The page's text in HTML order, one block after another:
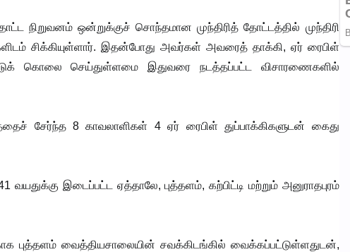
நிறுவனம் ஒன்றுக்குச் சொந்தமான முந்திரித் தோட்டத்தில் முந்திரி
சிக்கியுள்ளார். இதன்போது அவர்கள் அவரைத் தாக்கி, ஏர் ரைபிள்
கொலை செய்துள்ளமை இதுவரை நடத்தப்பட்ட விசாரணைகளில்
சேர்ந்த 8 காவலாளிகள் 4 ஏர் ரைபிள் துப்பாக்கிகளுடன் கைது
இடைப்பட்ட ஏத்தாலே, புத்தளம், கற்பிட்டி மற்றும் அனுராதபுரம்
புத்தளம் வைத்தியசாலையின் சவக்கிடங்கில் வைக்கப்பட்டுள்ளதுடன்,